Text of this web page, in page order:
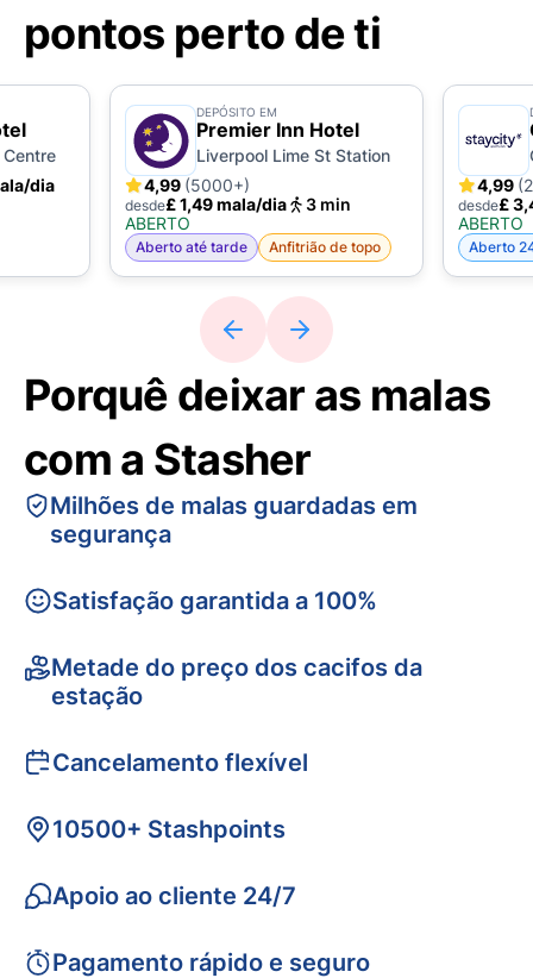
pontos perto de ti
dia
DEPÓSITO EM
Premier Inn Hotel
Liverpool Lime St Station
4,99 (5000+)
desde£ 1,49 mala/dia
3 min
ABERTO
Aberto até tarde Anfitrião de topo
4,99
desde£
ABERTO
Aberto
Porquê deixar as malas
com a Stasher
Milhões de malas guardadas em
segurança
Satisfação garantida a 100%
Metade do preço dos cacifos da
estação
Cancelamento flexível
10500+ Stashpoints
Apoio ao cliente 24/7
Pagamento rápido e seguro